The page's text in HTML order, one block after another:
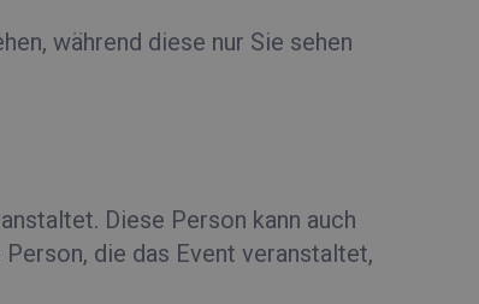
während diese nur Sie sehen
Diese Person kann auch
die das Event veranstaltet,